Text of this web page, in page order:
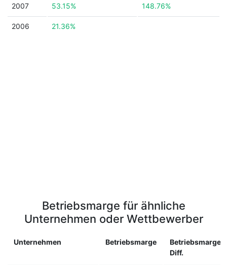
2007 53.15% 148.76%
2006 21.36%
Betriebsmarge für ähnliche
Unternehmen oder Wettbewerber
Unternehmen Betriebsmarge
Betriebsmarge
Diff.